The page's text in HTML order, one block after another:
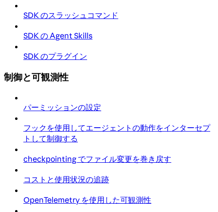
SDK のスラッシュコマンド
SDK の Agent Skills
SDK のプラグイン
制御と可観測性
パーミッションの設定
フックを使用してエージェントの動作をインターセプ
トして制御する
checkpointing でファイル変更を巻き戻す
コストと使用状況の追跡
OpenTelemetry を使用した可観測性